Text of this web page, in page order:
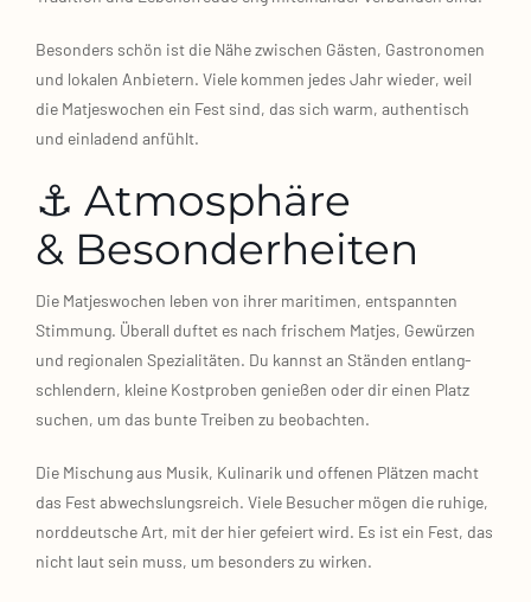
Beson­ders schön ist die Nähe zwi­schen Gäs­ten, Gas­tro­no­men
und loka­len Anbie­tern. Vie­le kom­men jedes Jahr wie­der, weil
die Mat­jes­wo­chen ein Fest sind, das sich warm, authen­tisch
und ein­la­dend anfühlt.
⚓ Atmosphäre
& Besonderheiten
Die Mat­jes­wo­chen leben von ihrer mari­ti­men, ent­spann­ten
Stim­mung. Über­all duf­tet es nach fri­schem Mat­jes, Gewür­zen
und regio­na­len Spe­zia­li­tä­ten. Du kannst an Stän­den ent­lang­
schlen­dern, klei­ne Kost­pro­ben genie­ßen oder dir einen Platz
suchen, um das bun­te Trei­ben zu beob­ach­ten.
Die Mischung aus Musik, Kuli­na­rik und offe­nen Plät­zen macht
das Fest abwechs­lungs­reich. Vie­le Besu­cher mögen die ruhi­ge,
nord­deut­sche Art, mit der hier gefei­ert wird. Es ist ein Fest, das
nicht laut sein muss, um beson­ders zu wir­ken.